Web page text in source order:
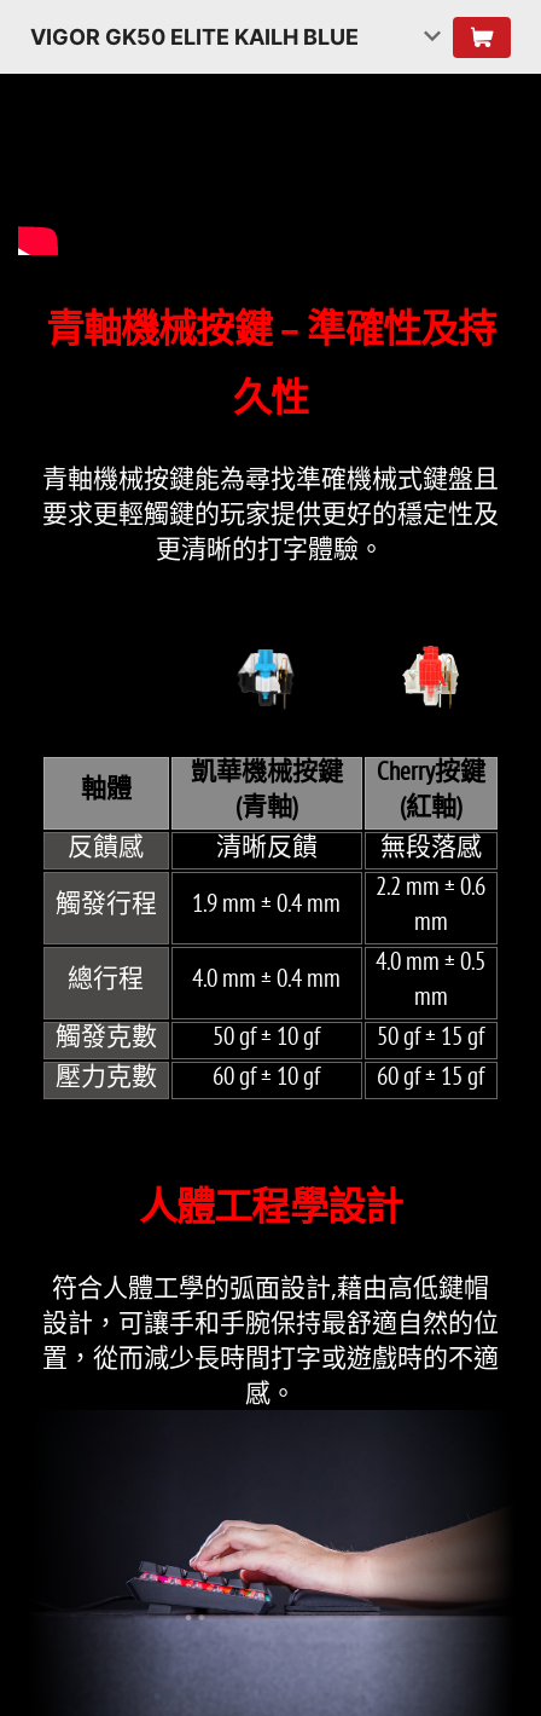
VIGOR GK50 ELITE KAILH BLUE
青軸機械按鍵 – 準確性及持
久性
青軸機械按鍵能為尋找準確機械式鍵盤且
要求更輕觸鍵的玩家提供更好的穩定性及
更清晰的打字體驗。
軸體
凱華機械按鍵
(青軸)
Cherry按鍵
(紅軸)
反饋感
清晰反饋
無段落感
觸發行程
1.9 mm ± 0.4 mm
2.2 mm ± 0.6
mm
總行程
4.0 mm ± 0.4 mm
4.0 mm ± 0.5
mm
觸發克數
50 gf ± 10 gf
50 gf ± 15 gf
壓力克數
60 gf ± 10 gf 60 gf ± 15 gf
人體工程學設計
符合人體工學的弧面設計,藉由高低鍵帽
設計，可讓手和手腕保持最舒適自然的位
置，從而減少長時間打字或遊戲時的不適
感。